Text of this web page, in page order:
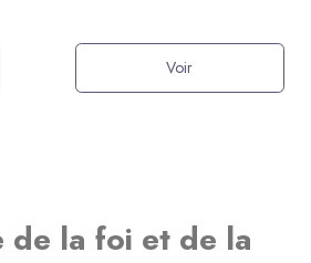
Voir
de la foi et de la